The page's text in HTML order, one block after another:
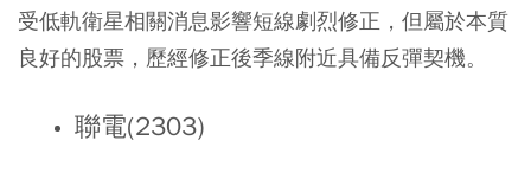
受低軌衛星相關消息影響短線劇烈修正，但屬於本質
良好的股票，歷經修正後季線附近具備反彈契機。
聯電(2303)